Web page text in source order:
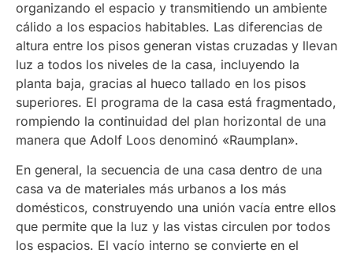
organizando el espacio y transmitiendo un ambiente
cálido a los espacios habitables. Las diferencias de
altura entre los pisos generan vistas cruzadas y llevan
luz a todos los niveles de la casa, incluyendo la
planta baja, gracias al hueco tallado en los pisos
superiores. El programa de la casa está fragmentado,
rompiendo la continuidad del plan horizontal de una
manera que Adolf Loos denominó «Raumplan».
En general, la secuencia de una casa dentro de una
casa va de materiales más urbanos a los más
domésticos, construyendo una unión vacía entre ellos
que permite que la luz y las vistas circulen por todos
los espacios. El vacío interno se convierte en el